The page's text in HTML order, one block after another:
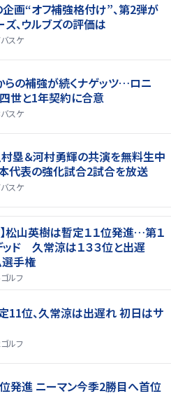
画“オフ補強格付け”、第2弾が
、ウルブズの評価は
バスケ
らの補強が続くナゲッツ…ロニ
四世と1年契約に合意
バスケ
村塁＆河村勇輝の共演を無料生中
代表の強化試合2試合を放送
バスケ
松山英樹は暫定１１位発進…第１
ッド 久常涼は１３３位と出遅
手権
ゴルフ
11位、久常涼は出遅れ 初日はサ
ゴルフ
発進 ニーマン今季2勝目へ首位